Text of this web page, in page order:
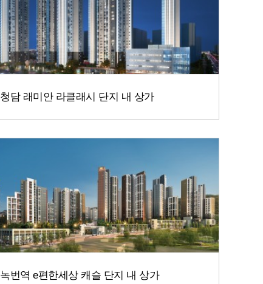
청담 래미안 라클래시 단지 내 상가
녹번역 e편한세상 캐슬 단지 내 상가